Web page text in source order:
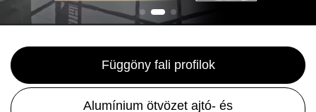
Függöny fali profilok
Alumínium ötvözet ajtó- és